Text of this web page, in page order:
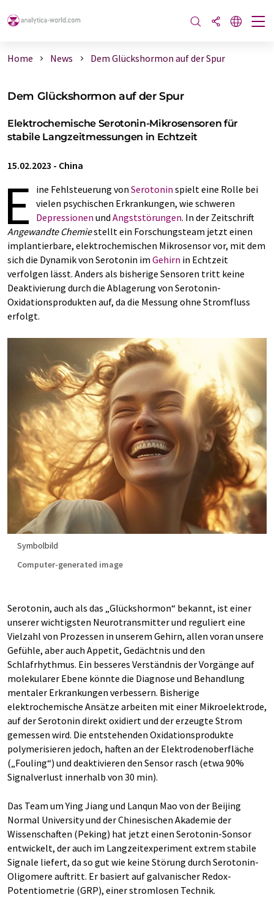
Home News Dem Glückshormon auf der Spur
Dem Glückshormon auf der Spur
Elektrochemische Serotonin-Mikrosensoren für
stabile Langzeitmessungen in Echtzeit
15.02.2023 - China
E ine Fehlsteuerung von Serotonin spielt eine Rolle bei
vielen psychischen Erkrankungen, wie schweren
Depressionen und Angststörungen. In der Zeitschrift
Angewandte Chemiestellt ein Forschungsteam jetzt einen
implantierbare, elektrochemischen Mikrosensor vor, mit dem
sich die Dynamik von Serotonin im Gehirn in Echtzeit
verfolgen lässt. Anders als bisherige Sensoren tritt keine
Deaktivierung durch die Ablagerung von Serotonin-
Oxidationsprodukten auf, da die Messung ohne Stromfluss
erfolgt.
Symbolbild
Computer-generated image
Serotonin, auch als das „Glückshormon“ bekannt, ist einer
unserer wichtigsten Neurotransmitter und reguliert eine
Vielzahl von Prozessen in unserem Gehirn, allen voran unsere
Gefühle, aber auch Appetit, Gedächtnis und den
Schlafrhythmus. Ein besseres Verständnis der Vorgänge auf
molekularer Ebene könnte die Diagnose und Behandlung
mentaler Erkrankungen verbessern. Bisherige
elektrochemische Ansätze arbeiten mit einer Mikroelektrode,
auf der Serotonin direkt oxidiert und der erzeugte Strom
gemessen wird. Die entstehenden Oxidationsprodukte
polymerisieren jedoch, haften an der Elektrodenoberfläche
(„Fouling“) und deaktivieren den Sensor rasch (etwa 90%
Signalverlust innerhalb von 30 min).
Das Team um Ying Jiang und Lanqun Mao von der Beijing
Normal University und der Chinesischen Akademie der
Wissenschaften (Peking) hat jetzt einen Serotonin-Sonsor
entwickelt, der auch im Langzeitexperiment extrem stabile
Signale liefert, da so gut wie keine Störung durch Serotonin-
Oligomere auftritt. Er basiert auf galvanischer Redox-
Potentiometrie (GRP), einer stromlosen Technik.